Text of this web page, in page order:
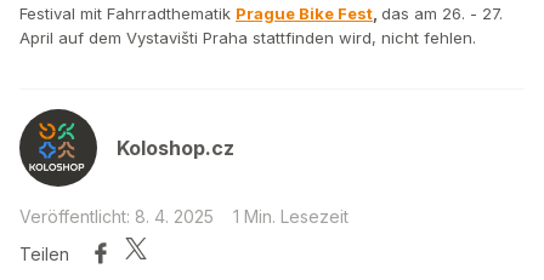
Festival mit Fahrradthematik Prague Bike Fest das am 26. - 27.
April auf dem Vystavišti Praha stattfinden wird, nicht fehlen.
Koloshop.cz
Veröffentlicht: 8. 4. 2025
1 Min. Lesezeit
Teilen